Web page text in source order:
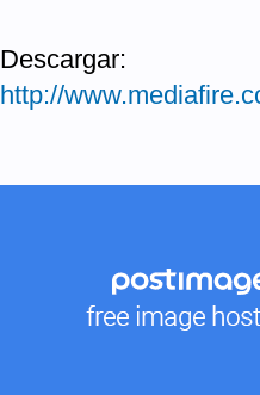
Descargar:
http://